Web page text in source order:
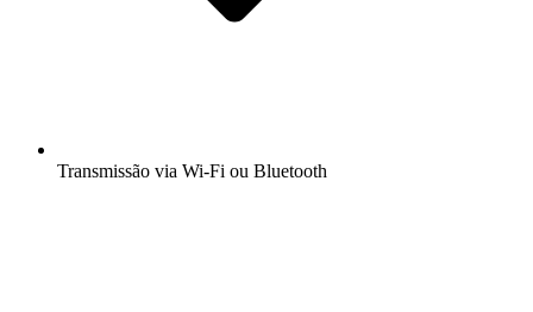
Transmissão via Wi-Fi ou Bluetooth